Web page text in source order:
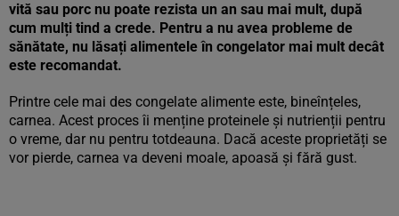
vită sau porc nu poate rezista un an sau mai mult, după
cum mulți tind a crede. Pentru a nu avea probleme de
sănătate, nu lăsați alimentele în congelator mai mult decât
este recomandat.
Printre cele mai des congelate alimente este, bineînțeles,
carnea. Acest proces îi menține proteinele și nutrienții pentru
o vreme, dar nu pentru totdeauna. Dacă aceste proprietăți se
vor pierde, carnea va deveni moale, apoasă și fără gust.